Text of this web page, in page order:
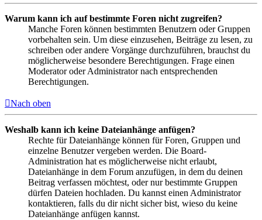
Warum kann ich auf bestimmte Foren nicht zugreifen?
Manche Foren können bestimmten Benutzern oder Gruppen
vorbehalten sein. Um diese einzusehen, Beiträge zu lesen, zu
schreiben oder andere Vorgänge durchzuführen, brauchst du
möglicherweise besondere Berechtigungen. Frage einen
Moderator oder Administrator nach entsprechenden
Berechtigungen.
Nach oben
Weshalb kann ich keine Dateianhänge anfügen?
Rechte für Dateianhänge können für Foren, Gruppen und
einzelne Benutzer vergeben werden. Die Board-
Administration hat es möglicherweise nicht erlaubt,
Dateianhänge in dem Forum anzufügen, in dem du deinen
Beitrag verfassen möchtest, oder nur bestimmte Gruppen
dürfen Dateien hochladen. Du kannst einen Administrator
kontaktieren, falls du dir nicht sicher bist, wieso du keine
Dateianhänge anfügen kannst.